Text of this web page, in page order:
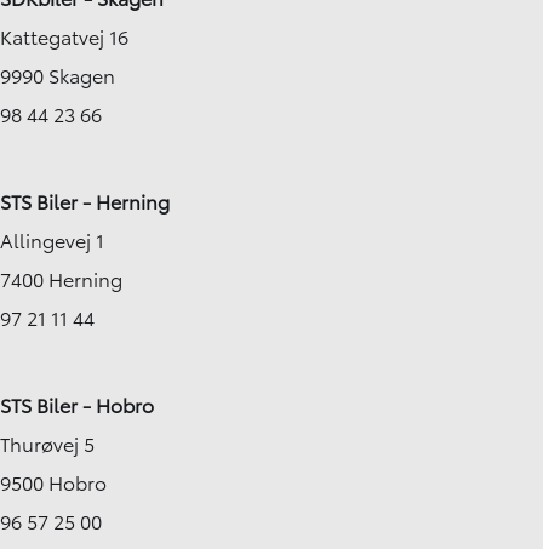
Kattegatvej 16
9990 Skagen
98 44 23 66
STS Biler - Herning
Allingevej 1
7400 Herning
97 21 11 44
STS Biler - Hobro
Thurøvej 5
9500 Hobro
96 57 25 00